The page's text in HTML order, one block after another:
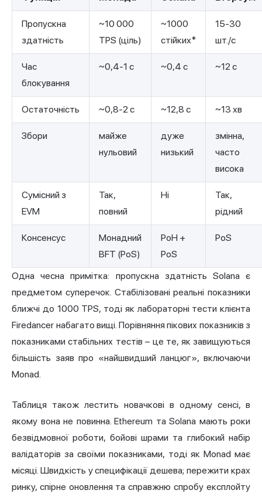
Пропускна
здатність
~10 000
TPS (ціль)
~1000
стійких*
15-30
шт./с
Час
блокування
~0,4-1 с ~0,4 с ~12 с
Остаточність ~0,8-2 с ~12,8 с ~13 хв
Збори
майже
нульовий
дуже
низький
змінна,
часто
висока
Сумісний з
EVM
Так,
повний
Ні
Так,
рідний
Консенсус
Монадний
BFT (PoS)
PoH +
PoS
PoS
Одна чесна примітка: пропускна здатність Solana є
предметом суперечок. Стабілізовані реальні показники
ближчі до 1000 TPS, тоді як лабораторні тести клієнта
Firedancer набагато вищі. Порівняння пікових показників з
показниками стабільних тестів – це те, як завищуються
більшість заяв про «найшвидший ланцюг», включаючи
Monad.
Таблиця також лестить новачкові в одному сенсі, в
якому вона не повинна. Ethereum та Solana мають роки
безвідмовної роботи, бойові шрами та глибокий набір
валідаторів за своїми показниками, тоді як Monad має
місяці. Швидкість у специфікації дешева; пережити крах
ринку, спірне оновлення та справжню спробу експлойту